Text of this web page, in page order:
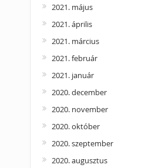
2021. május
2021. április
2021. március
2021. február
2021. január
2020. december
2020. november
2020. október
2020. szeptember
2020. augusztus